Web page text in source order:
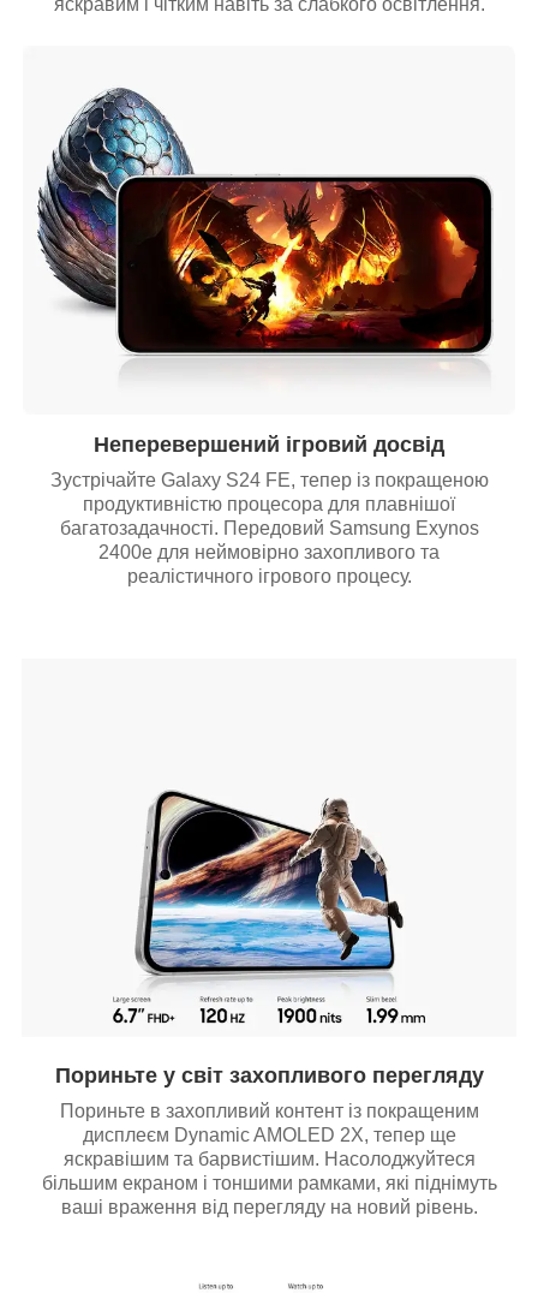
яскравим і чітким навіть за слабкого освітлення.
Неперевершений ігровий досвід
Зустрічайте Galaxy S24 FE, тепер із покращеною
продуктивністю процесора для плавнішої
багатозадачності. Передовий Samsung Exynos
2400e для неймовірно захопливого та
реалістичного ігрового процесу.
Пориньте у світ захопливого перегляду
Пориньте в захопливий контент із покращеним
дисплеєм Dynamic AMOLED 2X, тепер ще
яскравішим та барвистішим. Насолоджуйтеся
більшим екраном і тоншими рамками, які піднімуть
ваші враження від перегляду на новий рівень.